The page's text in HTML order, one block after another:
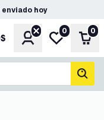
enviado hoy
CuentaMi lista de
0 0